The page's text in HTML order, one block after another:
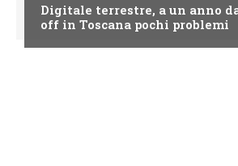
Digitale terrestre, a un anno
off in Toscana pochi problemi